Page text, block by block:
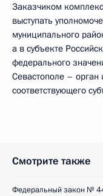
Заказчиком
выступать
муниципального
а в субъекте
федерального
Севастополе – орган
соответствующего
Смотрите также
Федеральный закон №